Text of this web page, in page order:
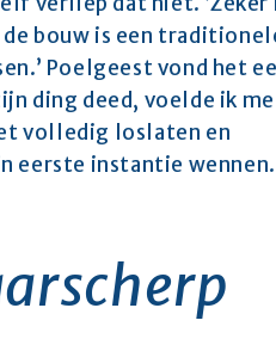
bouw is een
Poelgeest vond het
ding deed, voelde ik
volledig loslaten en
eerste instantie